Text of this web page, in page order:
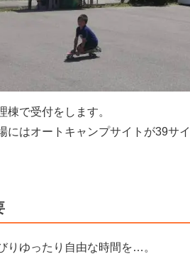
棟で受付をします。
にはオートキャンプサイトが39サ
りゆったり自由な時間を…。